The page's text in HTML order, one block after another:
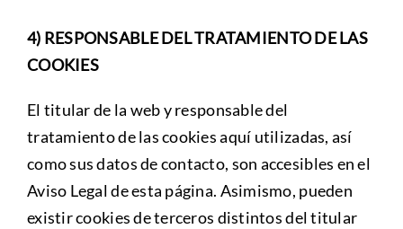
4) RESPONSABLE DEL TRATAMIENTO DE LAS
COOKIES
El titular de la web y responsable del
tratamiento de las cookies aquí utilizadas, así
como sus datos de contacto, son accesibles en el
Aviso Legal de esta página. Asimismo, pueden
existir cookies de terceros distintos del titular